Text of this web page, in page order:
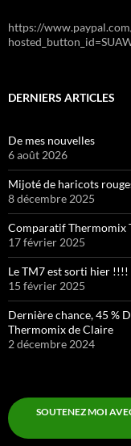
https://
DERNIERS ARTICLES
De mes nouvelles
6 août 2026
Mijoté de haricots
8 décembre 2025
Comparatif Thermomix
17 février 2025
Le TM7 est sorti hier
15 février 2025
Dernière chance, 45 %
Thermomix de Claire
2 décembre 2024
SOUTENEZ MOI